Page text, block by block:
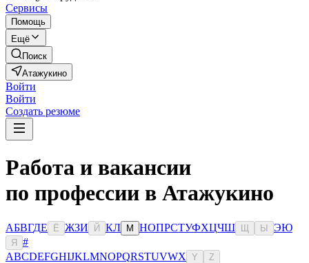
Сервисы
Помощь
Ещё
Поиск
Атажукино
Войти
Войти
Создать резюме
Работа и вакансии
по профессии в Атажукино
АБВГДЕ Ё ЖЗИ Й КЛ М НОПРСТУФХЦЧШ Ы ЭЮ
Я
#
ABCDEFGHIJKLMNOPQRSTUVWX Y Z